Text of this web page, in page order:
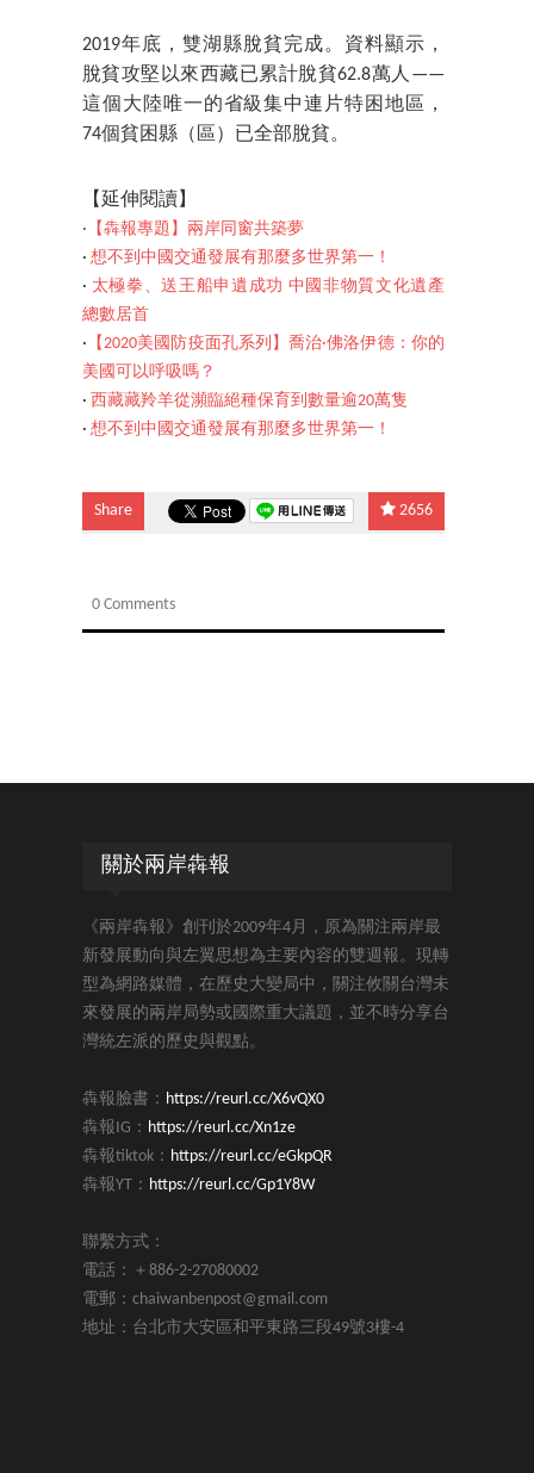
2019年底，雙湖縣脫貧完成。資料顯示，
脫貧攻堅以來西藏已累計脫貧62.8萬人——
這個大陸唯一的省級集中連片特困地區，
74個貧困縣（區）已全部脫貧。
【延伸閱讀】
‧ 【犇報專題】兩岸同窗共築夢
‧ 想不到中國交通發展有那麼多世界第一！
‧ 太極拳、送王船申遺成功 中國非物質文化遺產
總數居首
‧ 【2020美國防疫面孔系列】喬治·佛洛伊德：你的
美國可以呼吸嗎？
‧ 西藏藏羚羊從瀕臨絕種保育到數量逾20萬隻
‧ 想不到中國交通發展有那麼多世界第一！
Share 2656
0 Comments
關於兩岸犇報
《兩岸犇報》創刊於2009年4月，原為關注兩岸最
新發展動向與左翼思想為主要內容的雙週報。現轉
型為網路媒體，在歷史大變局中，關注攸關台灣未
來發展的兩岸局勢或國際重大議題，並不時分享台
灣統左派的歷史與觀點。
犇報臉書： https://reurl.cc/X6vQX0
犇報IG： https://reurl.cc/Xn1ze
犇報tiktok： https://reurl.cc/eGkpQR
犇報YT： https://reurl.cc/Gp1Y8W
聯繫方式：
電話：＋886-2-27080002
電郵：chaiwanbenpost@gmail.com
地址：台北市大安區和平東路三段49號3樓-4